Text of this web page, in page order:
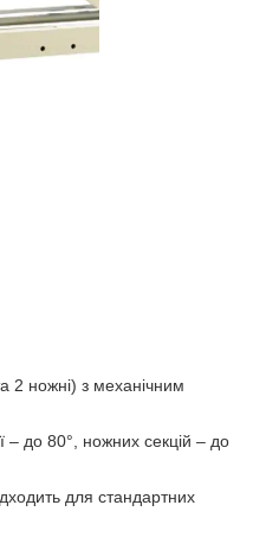
2 ножні) з механічним
– до 80°, ножних секцій – до
для стандартних